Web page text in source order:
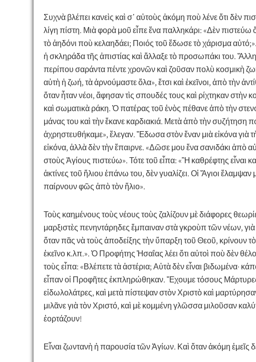
Συχνὰ βλέπει κανεὶς καὶ σ᾿ αὐτοὺς ἀκόμη ποὺ λένε ὅτι δὲν
λίγη πίστη. Μιὰ φορὰ μοῦ εἶπε ἕνα παλληκάρι: «Δὲν
τὸ ἀηδόνι ποὺ κελαηδάει; Ποιός τοῦ ἔδωσε τὸ χάρισμα
ἡ σκληράδα τῆς ἀπιστίας καὶ ἄλλαξε τὸ προσωπάκι του.
περίπου σαράντα πέντε χρονῶν καὶ ζοῦσαν πολὺ κοσμικὴ
αὐτὴ ἡ ζωή, τὰ ἀρνούμαστε ὅλα», ἔτσι καὶ ἐκεῖνοι, ἀπὸ τὴν
ὅταν ἦταν νέοι, ἄφησαν τὶς σπουδές τους καὶ ρίχτηκαν
καὶ σωματικὰ ράκη. Ὁ πατέρας τοῦ ἑνὸς πέθανε ἀπὸ τὴν
μάνας του καὶ τὴν ἔκανε καρδιακιά. Μετὰ ἀπὸ τὴν συζήτηση
ἀχρηστευθήκαμε», ἔλεγαν. Ἔδωσα στὸν ἕναν μιὰ εἰκόνα
εἰκόνα, ἀλλὰ δὲν τὴν ἔπαιρνε. «Δῶσε μου ἕνα σανιδάκι ἀπὸ
στοὺς Ἁγίους πιστεύω». Τότε τοῦ εἶπα:«Ἢ καθρέφτης εἶναι
ἀκτίνες τοῦ ἥλιου ἐπάνω του, δὲν γυαλίζει. Οἱ Ἅγιοι
παίρνουν φῶς ἀπὸ τὸν ἥλιο».
Τοὺς καημένους τοὺς νέους τοὺς ζαλίζουν μὲ διάφορες
μαρξιστὲς πενηντάρηδες ἔμπαιναν στὰ γκροὺπ τῶν νέων, γιὰ
ὅταν πᾶς νὰ τοὺς ἀποδείξης τὴν ὕπαρξη τοῦ Θεοῦ, κρίνουν τὸν
ἐκεῖνο κ.λπ.». Ὁ Προφήτης Ἠσαΐας λέει ὅτι αὐτοὶ ποὺ δὲν
τοὺς εἶπα: «Βλέπετε τὰ ἀστέρια; Αὐτὰ δὲν εἶναι βιδωμένα·
εἶπαν οἱ Προφῆτες ἐκπληρώθηκαν. Ἔχουμε τόσους
εἰδωλολάτρες, καὶ μετὰ πίστεψαν στὸν Χριστὸ καὶ
μιλᾶνε γιὰ τὸν Χριστό, καὶ μὲ κομμένη γλῶσσα μιλοῦσαν
ἑορτάζουν!
Εἶναι ζωντανὴ ἡ παρουσία τῶν Ἁγίων. Καὶ ὅταν ἀκόμη ἐμεῖς